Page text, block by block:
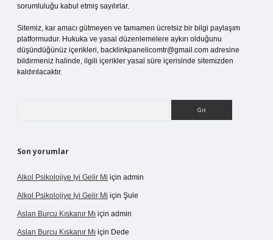
sorumluluğu kabul etmiş sayılırlar.
Sitemiz, kar amacı gütmeyen ve tamamen ücretsiz bir bilgi paylaşım
platformudur. Hukuka ve yasal düzenlemelere aykırı olduğunu
düşündüğünüz içerikleri, backlinkpanelicomtr@gmail.com adresine
bildirmeniz halinde, ilgili içerikler yasal süre içerisinde sitemizden
kaldırılacaktır.
Son yorumlar
Alkol Psikolojiye Iyi Gelir Mi için admin
Alkol Psikolojiye Iyi Gelir Mi için Şule
Aslan Burcu Kıskanır Mı için admin
Aslan Burcu Kıskanır Mı için Dede